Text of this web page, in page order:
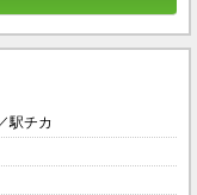
駅チカ